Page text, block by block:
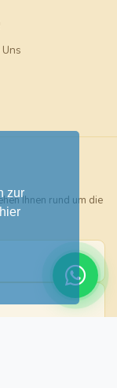
zur
Ihnen rund um die